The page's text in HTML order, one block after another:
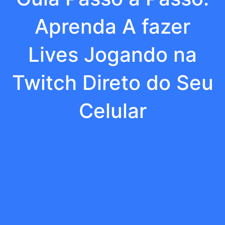
Aprenda A fazer
Lives Jogando na
Twitch Direto do Seu
Celular